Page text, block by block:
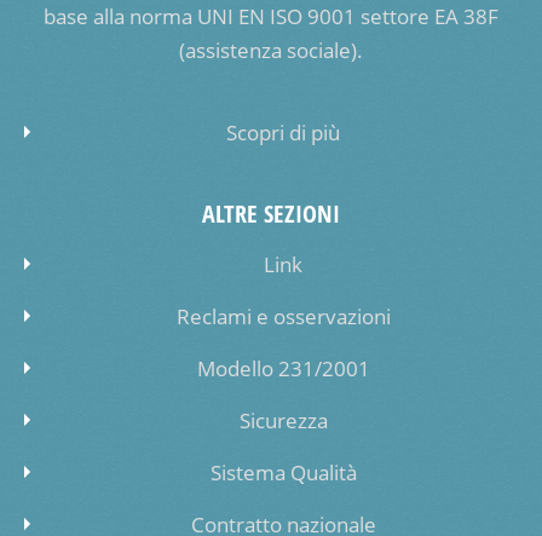
base alla norma UNI EN ISO 9001 settore EA 38F
(assistenza sociale).
Scopri di più
ALTRE SEZIONI
Link
Reclami e osservazioni
Modello 231/2001
Sicurezza
Sistema Qualità
Contratto nazionale